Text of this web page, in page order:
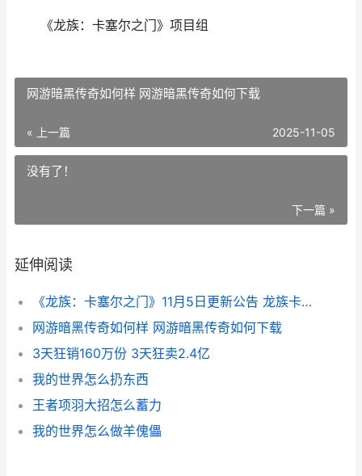
《龙族：卡塞尔之门》项目组
网游暗黑传奇如何样 网游暗黑传奇如何下载
« 上一篇 2025-11-05
没有了！
下一篇 »
延伸阅读
《龙族：卡塞尔之门》11月5日更新公告 龙族卡塞尔学院官网
网游暗黑传奇如何样 网游暗黑传奇如何下载
3天狂销160万份 3天狂卖2.4亿
我的世界怎么扔东西
王者项羽大招怎么蓄力
我的世界怎么做羊傀儡